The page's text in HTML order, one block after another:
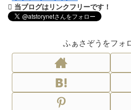
当ブログはリンクフリーです！
ふぁさぞうをフォ